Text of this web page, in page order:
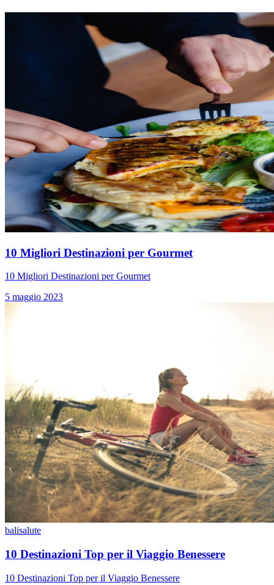
10 Migliori Destinazioni per Gourmet
10 Migliori Destinazioni per Gourmet
5 maggio 2023
balisalute
10 Destinazioni Top per il Viaggio Benessere
10 Destinazioni Top per il Viaggio Benessere